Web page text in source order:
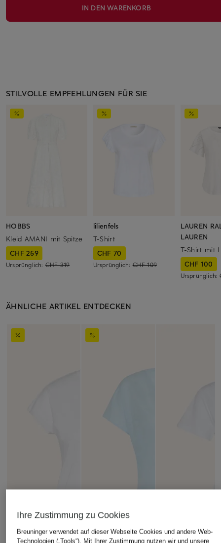
IN DEN WARENKORB
STILVOLLE EMPFEHLUNGEN FÜR SIE
HOBBS
Kleid AMANI mit Spitze
CHF 259
Ursprünglich: CHF 319
lilienfels
T-Shirt
CHF 70
Ursprünglich:CHF 109
LAUREN
LAUREN
T-Shirt mit
CHF 100
Ursprünglich:
ÄHNLICHE ARTIKEL ENTDECKEN
Ihre Zustimmung zu Cookies
Breuninger verwendet auf dieser Webseite Cookies und andere Web-
Technologien („Tools“). Mit Ihrer Zustimmung nutzen wir und unsere